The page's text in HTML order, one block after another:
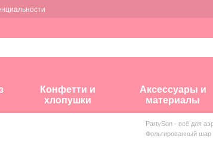
Конфетти и
хлопушки
Аксессуары и
материалы
PartySon - всё для
Фольгированный шар